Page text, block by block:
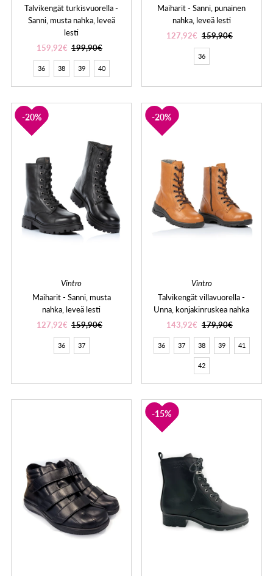
Talvikengät turkisvuorella -
Sanni, musta nahka, leveä
lesti
159,92€ 199,90€
36 38 39 40
Maiharit - Sanni, punainen
nahka, leveä lesti
127,92€ 159,90€
36
20%
Vintro
Maiharit - Sanni, musta
nahka, leveä lesti
127,92€ 159,90€
36 37
20%
Vintro
Talvikengät villavuorella -
Unna, konjakinruskea nahka
143,92€ 179,90€
36 37 38 39 41
42
15%